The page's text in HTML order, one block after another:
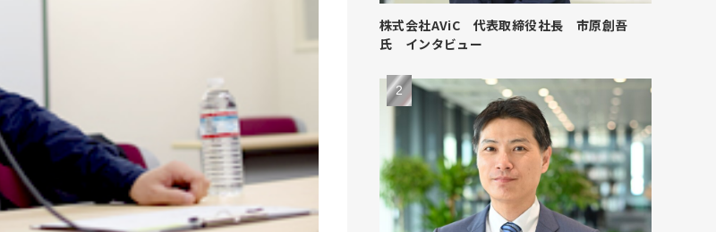
株式会社AViC 代表取締役社長 市原創吾
氏 インタビュー